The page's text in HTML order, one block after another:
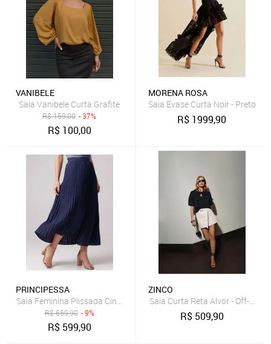
VANIBELE
Saia Vanibele Curta Grafite
R$159,00 - 37%
R$ 100,00
MORENA ROSA
Saia Evase Curta Noir - Preto
R$ 1999,90
PRINCIPESSA
Saia Feminina Plissada Cintura Alta Que Não Amassa Marinho
R$659,90 - 9%
R$ 599,90
ZINCO
Saia Curta Reta Alvor - Off-white
R$ 509,90